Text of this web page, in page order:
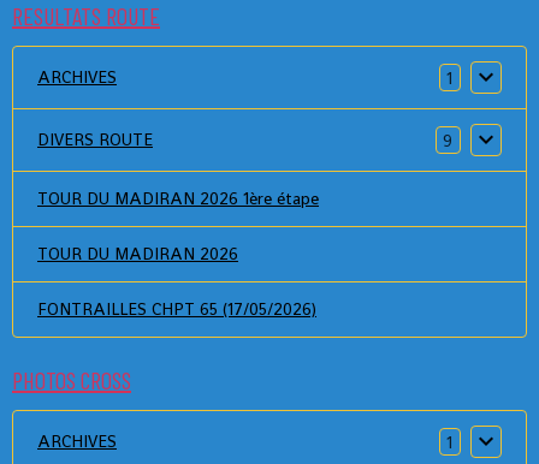
RESULTATS ROUTE
ARCHIVES 1
DIVERS ROUTE 9
TOUR DU MADIRAN 2026 1ère étape
TOUR DU MADIRAN 2026
FONTRAILLES CHPT 65 (17/05/2026)
PHOTOS CROSS
ARCHIVES 1